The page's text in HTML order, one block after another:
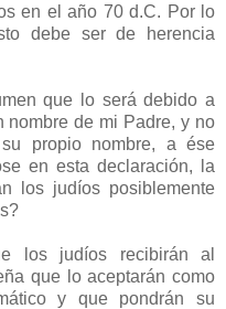
en el año 70 d.C. Por lo
debe ser de herencia
que lo será debido a
nombre de mi Padre, y no
propio nombre, a ése
en esta declaración, la
los judíos posiblemente
los judíos recibirán al
que lo aceptarán como
y que pondrán su